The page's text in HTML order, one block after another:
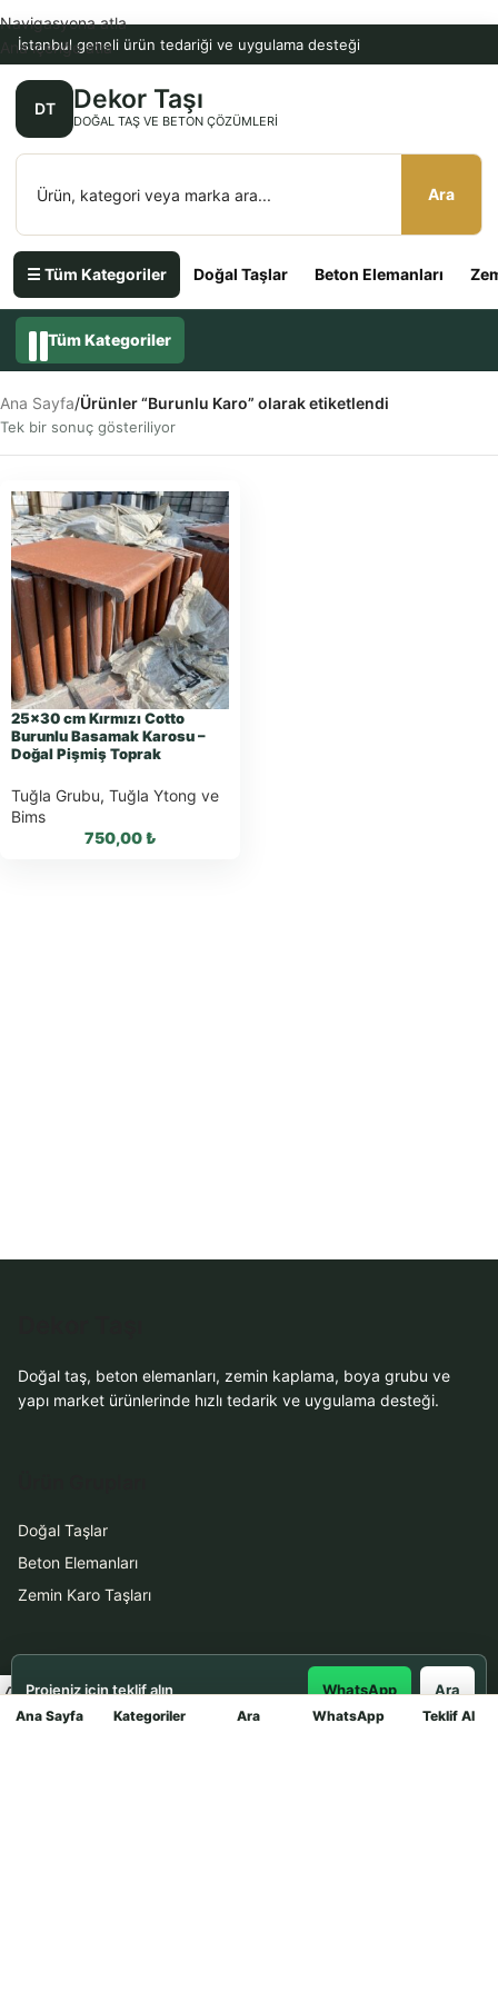
İstanbul geneli ürün tedariği ve uygulama desteği
DT Dekor Taşı
DOĞAL TAŞ VE BETON ÇÖZÜMLERI
Ara
☰ Tüm Kategoriler Doğal Taşlar Beton Elemanları
Navigasyona atla
Ana içeriğe atla
Tüm Kategoriler
Ana Sayfa/Ürünler “Burunlu Karo” olarak etiketlendi
Tek bir sonuç gösteriliyor
25×30 cm Kırmızı Cotto
Burunlu Basamak Karosu –
Doğal Pişmiş Toprak
Tuğla Grubu, Tuğla Ytong ve
Bims
750,00₺
Ana Sayfa Kategoriler Ara WhatsApp Teklif Al
Doğal taş, beton elemanları, zemin kaplama, boya grubu ve
yapı market ürünlerinde hızlı tedarik ve uygulama desteği.
Doğal Taşlar
Beton Elemanları
Zemin Karo Taşları
Hizmetler
Uygulama
Projeniz için teklif alın WhatsApp Ara